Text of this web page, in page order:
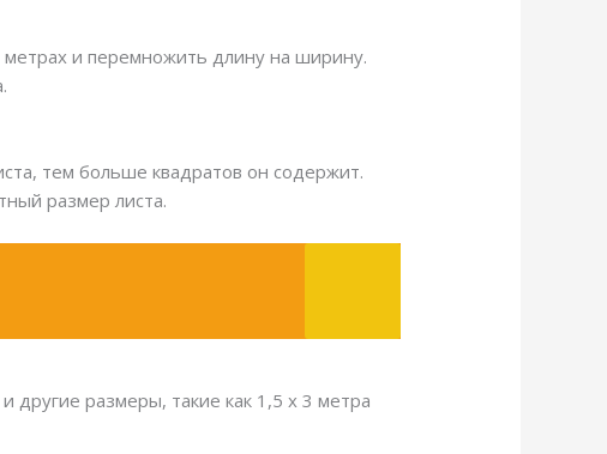
метрах и перемножить длину на ширину.
тем больше квадратов он содержит.
размер листа.
другие размеры, такие как 1,5 х 3 метра